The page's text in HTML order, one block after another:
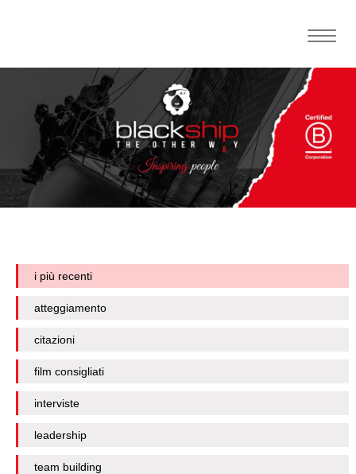
Toggle
i più recenti
atteggiamento
citazioni
film consigliati
interviste
leadership
team building